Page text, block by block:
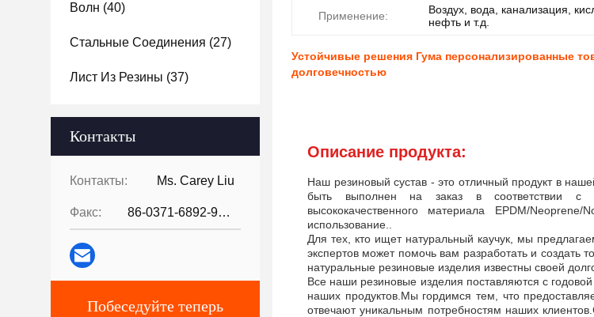
Волн (40)
Стальные Соединения (27)
Лист Из Резины (37)
Контакты
Контакты: Ms. Carey Liu
Факс: 86-0371-6892-9024
Побеседуйте теперь
Применение:
Воздух, вода, канализация,
нефть и т.д.
Устойчивые решения Гума персонализированные
долговечностью
Описание продукта:
Наш резиновый сустав - это отличный продукт в
быть выполнен на заказ в соответствии с
высококачественного материала EPDM/
использование..
Для тех, кто ищет натуральный каучук, мы
экспертов может помочь вам разработать и
натуральные резиновые изделия известны своей
Все наши резиновые изделия поставляются с
наших продуктов.Мы гордимся тем, что
отвечают уникальным потребностям наших